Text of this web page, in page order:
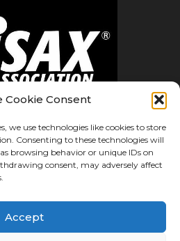
Cookie Consent
we use technologies like cookies to store
Consenting to these technologies will
browsing behavior or unique IDs on
consent, may adversely affect
Accept